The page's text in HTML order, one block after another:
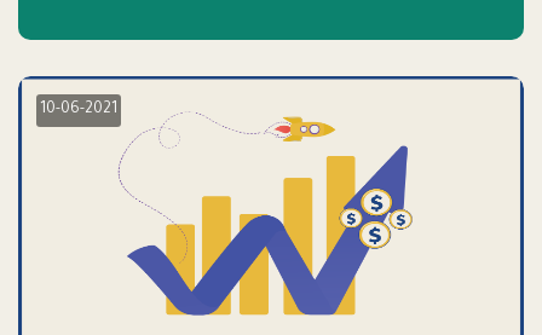
10-06-2021